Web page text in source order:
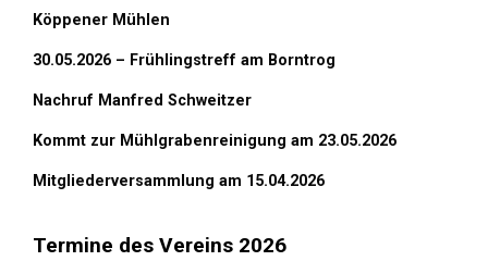
Köppener Mühlen
30.05.2026 – Frühlingstreff am Borntrog
Nachruf Manfred Schweitzer
Kommt zur Mühlgrabenreinigung am 23.05.2026
Mitgliederversammlung am 15.04.2026
Termine des Vereins 2026